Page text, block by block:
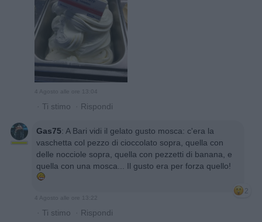
4 Agosto alle ore 13:04
· Ti stimo · Rispondi
Gas75: A Bari vidi il gelato gusto mosca: c'era la
vaschetta col pezzo di cioccolato sopra, quella con
delle nocciole sopra, quella con pezzetti di banana, e
quella con una mosca... Il gusto era per forza quello!
2
4 Agosto alle ore 13:22
· Ti stimo · Rispondi